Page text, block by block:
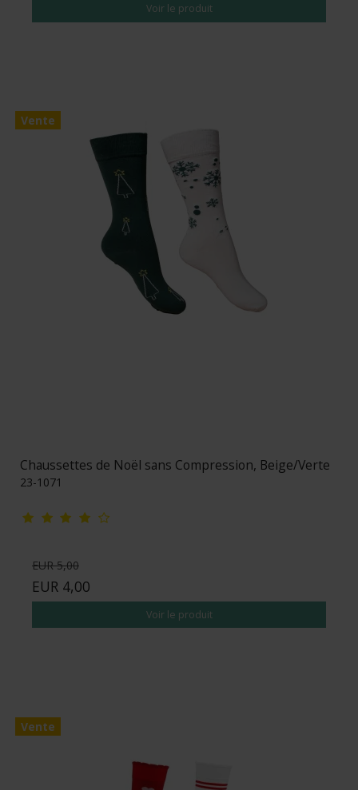
Voir le produit
Vente
Chaussettes de Noël sans Compression, Beige/Verte
23-1071
EUR 5,00
EUR 4,00
Voir le produit
Vente